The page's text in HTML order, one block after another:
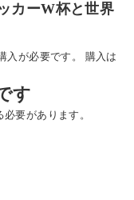
カーW杯と世界
入が必要です。 購入は
す
要があります。